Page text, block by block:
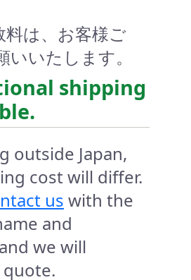
料は、お客様ご
いいたします。
shipping
outside Japan,
cost will differ.
us with the
and
we will